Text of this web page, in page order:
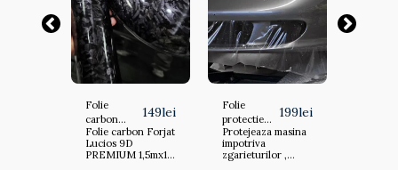
Folie
carbon
Forjat
Lucios 9D
PREMIUM
149lei
Folie carbon Forjat
Lucios 9D
PREMIUM 1,5mx1m
Folie
protectie
caroserie
Oracal cu
functie de
199lei
Protejeaza masina
impotriva
zgarieturilor ,